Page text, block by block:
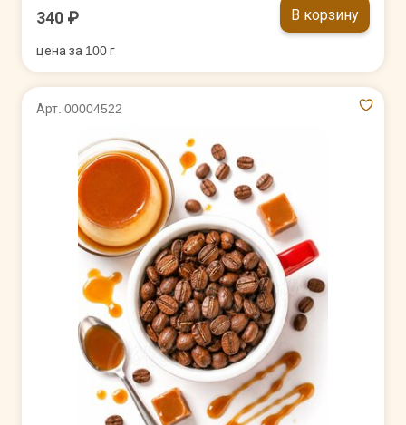
340 ₽ В корзину
цена за 100 г
Арт. 00004522